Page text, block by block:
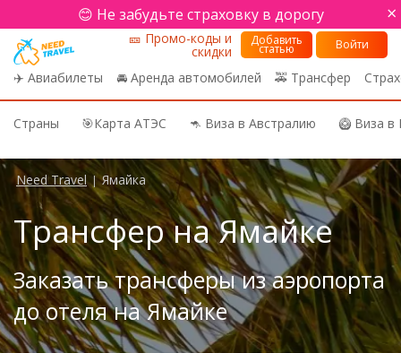
😊 Не забудьте страховку в дорогу ×
✈️ Авиабилеты 🚘 Аренда автомобилей 🚕 Трансфер
🎫 Промо-коды и
скидки
Добавить
статью Войти
Страны 🎯Карта АТЭС 🦘 Виза в Австралию 🥝 Виза
Need Travel | Ямайка
Трансфер на Ямайке
Заказать трансферы из аэропорта
до отеля на Ямайке